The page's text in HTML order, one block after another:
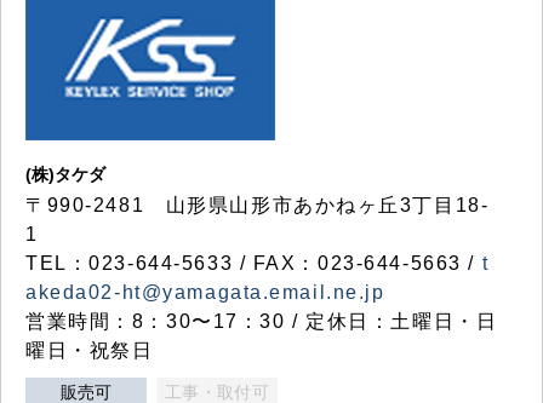
(株)タケダ
〒990-2481 山形県山形市あかねヶ丘3丁目18-
1
TEL：023-644-5633 / FAX：023-644-5663 / t
akeda02-ht@yamagata.email.ne.jp
営業時間：8：30〜17：30 / 定休日：土曜日・日
曜日・祝祭日
販売可 工事・取付可